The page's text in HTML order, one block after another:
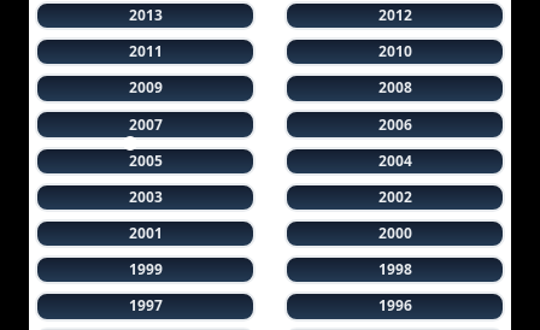
2013
2012
2011
2010
2009
2008
2007
2006
2005
2004
2003
2002
2001
2000
1999
1998
1997
1996